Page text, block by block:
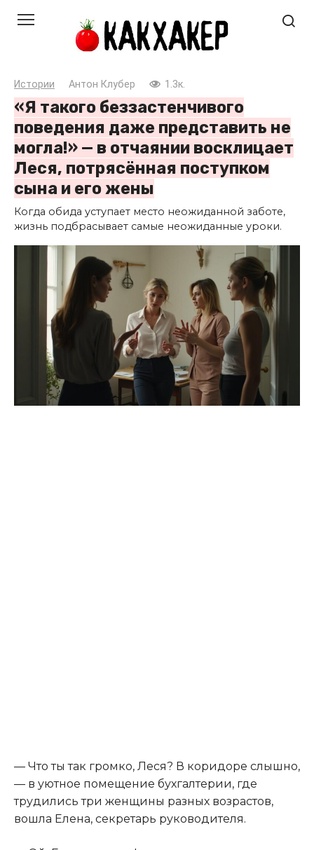
Истории Антон Клубер 1.3к.
«Я такого беззастенчивого
поведения даже представить не
могла!» — в отчаянии восклицает
Леся, потрясённая поступком
сына и его жены
Когда обида уступает место неожиданной заботе,
жизнь подбрасывает самые неожиданные уроки.
— Что ты так громко, Леся? В коридоре слышно,
— в уютное помещение бухгалтерии, где
трудились три женщины разных возрастов,
вошла Елена, секретарь руководителя.